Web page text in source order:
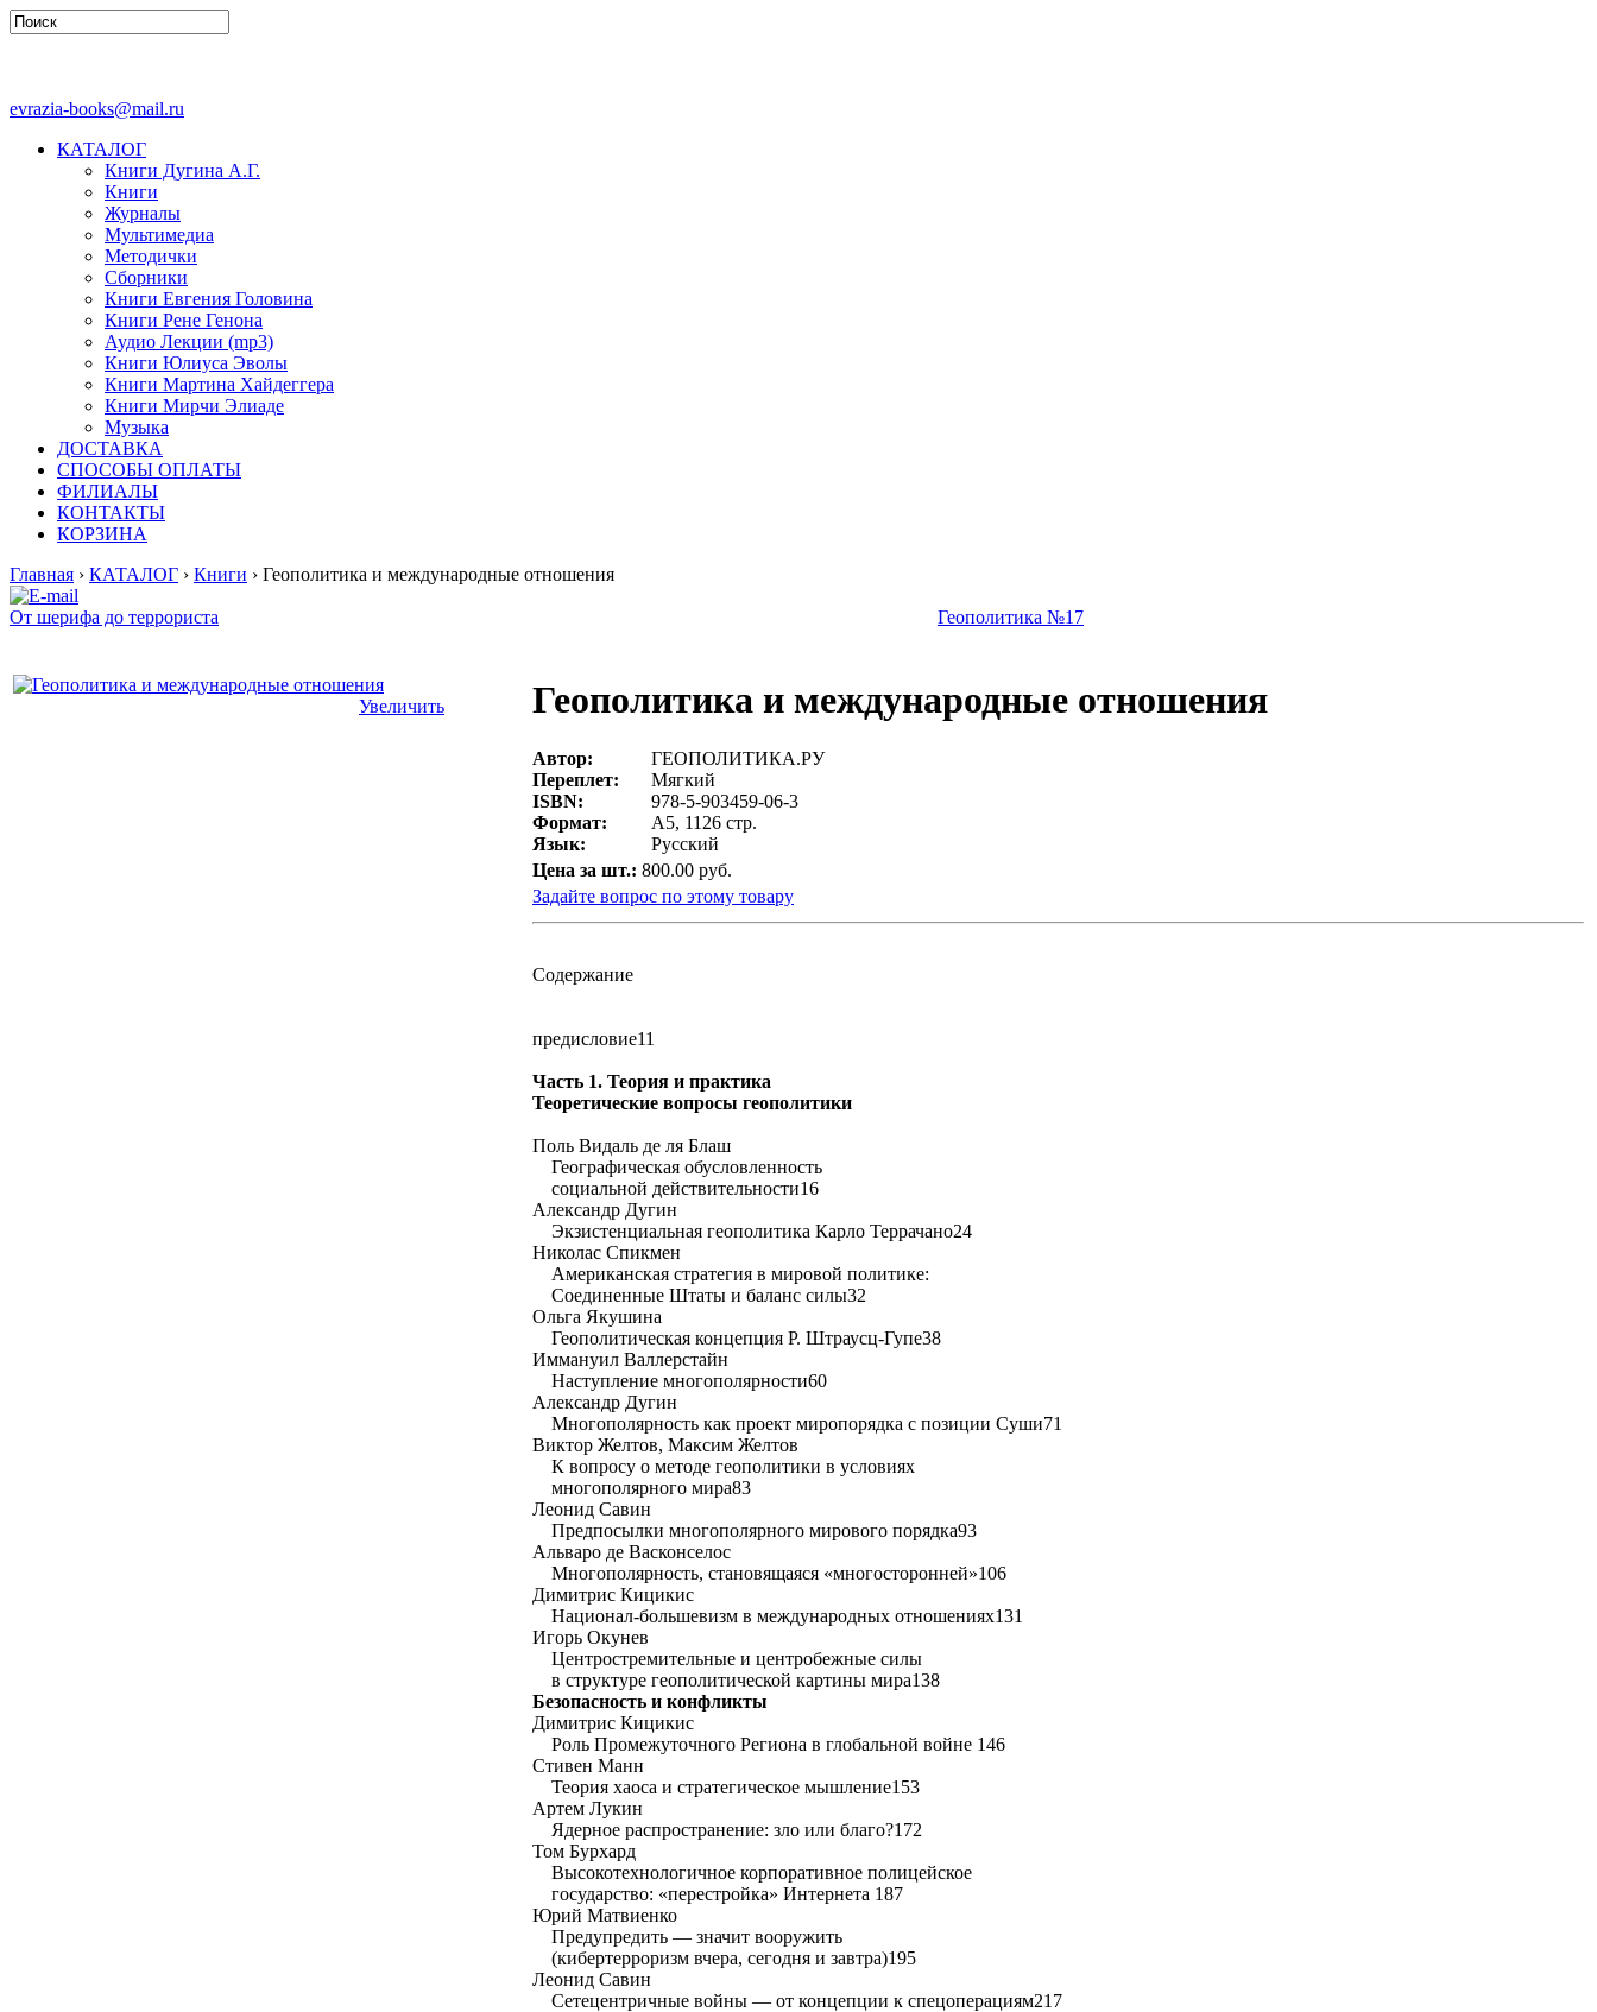
evrazia-books@mail.ru
КАТАЛОГ
Книги Дугина А.Г.
Книги
Журналы
Мультимедиа
Методички
Сборники
Книги Евгения Головина
Книги Рене Генона
Аудио Лекции (mp3)
Книги Юлиуса Эволы
Книги Мартина Хайдеггера
Книги Мирчи Элиаде
Музыка
ДОСТАВКА
СПОСОБЫ ОПЛАТЫ
ФИЛИАЛЫ
КОНТАКТЫ
КОРЗИНА
Главная › КАТАЛОГ › Книги › Геополитика и международные отношения
От шерифа до террориста Геополитика №17
Увеличить Геополитика и международные отношения
Автор:
ГЕОПОЛИТИКА.РУ
Переплет:
Мягкий
ISBN:
978-5-903459-06-3
Формат:
А5, 1126 стр.
Язык:
Русский
Цена за шт.: 800.00 руб.
Задайте вопрос по этому товару
Содержание
предисловие11
Часть 1. Теория и практика
Теоретические вопросы геополитики
Поль Видаль де ля Блаш
Географическая обусловленность
социальной действительности16
Александр Дугин
Экзистенциальная геополитика Карло Террачано24
Николас Спикмен
Американская стратегия в мировой политике:
Соединенные Штаты и баланс силы32
Ольга Якушина
Геополитическая концепция Р. Штраусц-Гупе38
Иммануил Валлерстайн
Наступление многополярности60
Александр Дугин
Многополярность как проект миропорядка с позиции Суши71
Виктор Желтов, Максим Желтов
К вопросу о методе геополитики в условиях
многополярного мира83
Леонид Савин
Предпосылки многополярного мирового порядка93
Альваро де Васконселос
Многополярность, становящаяся «многосторонней»106
Димитрис Кицикис
Национал-большевизм в международных отношениях131
Игорь Окунев
Центростремительные и центробежные силы
в структуре геополитической картины мира138
Безопасность и конфликты
Димитрис Кицикис
Роль Промежуточного Региона в глобальной войне 146
Стивен Манн
Теория хаоса и стратегическое мышление153
Артем Лукин
Ядерное распространение: зло или благо?172
Том Бурхард
Высокотехнологичное корпоративное полицейское
государство: «перестройка» Интернета 187
Юрий Матвиенко
Предупредить — значит вооружить
(кибертерроризм вчера, сегодня и завтра)195
Леонид Савин
Сетецентричные войны — от концепции к спецоперациям217